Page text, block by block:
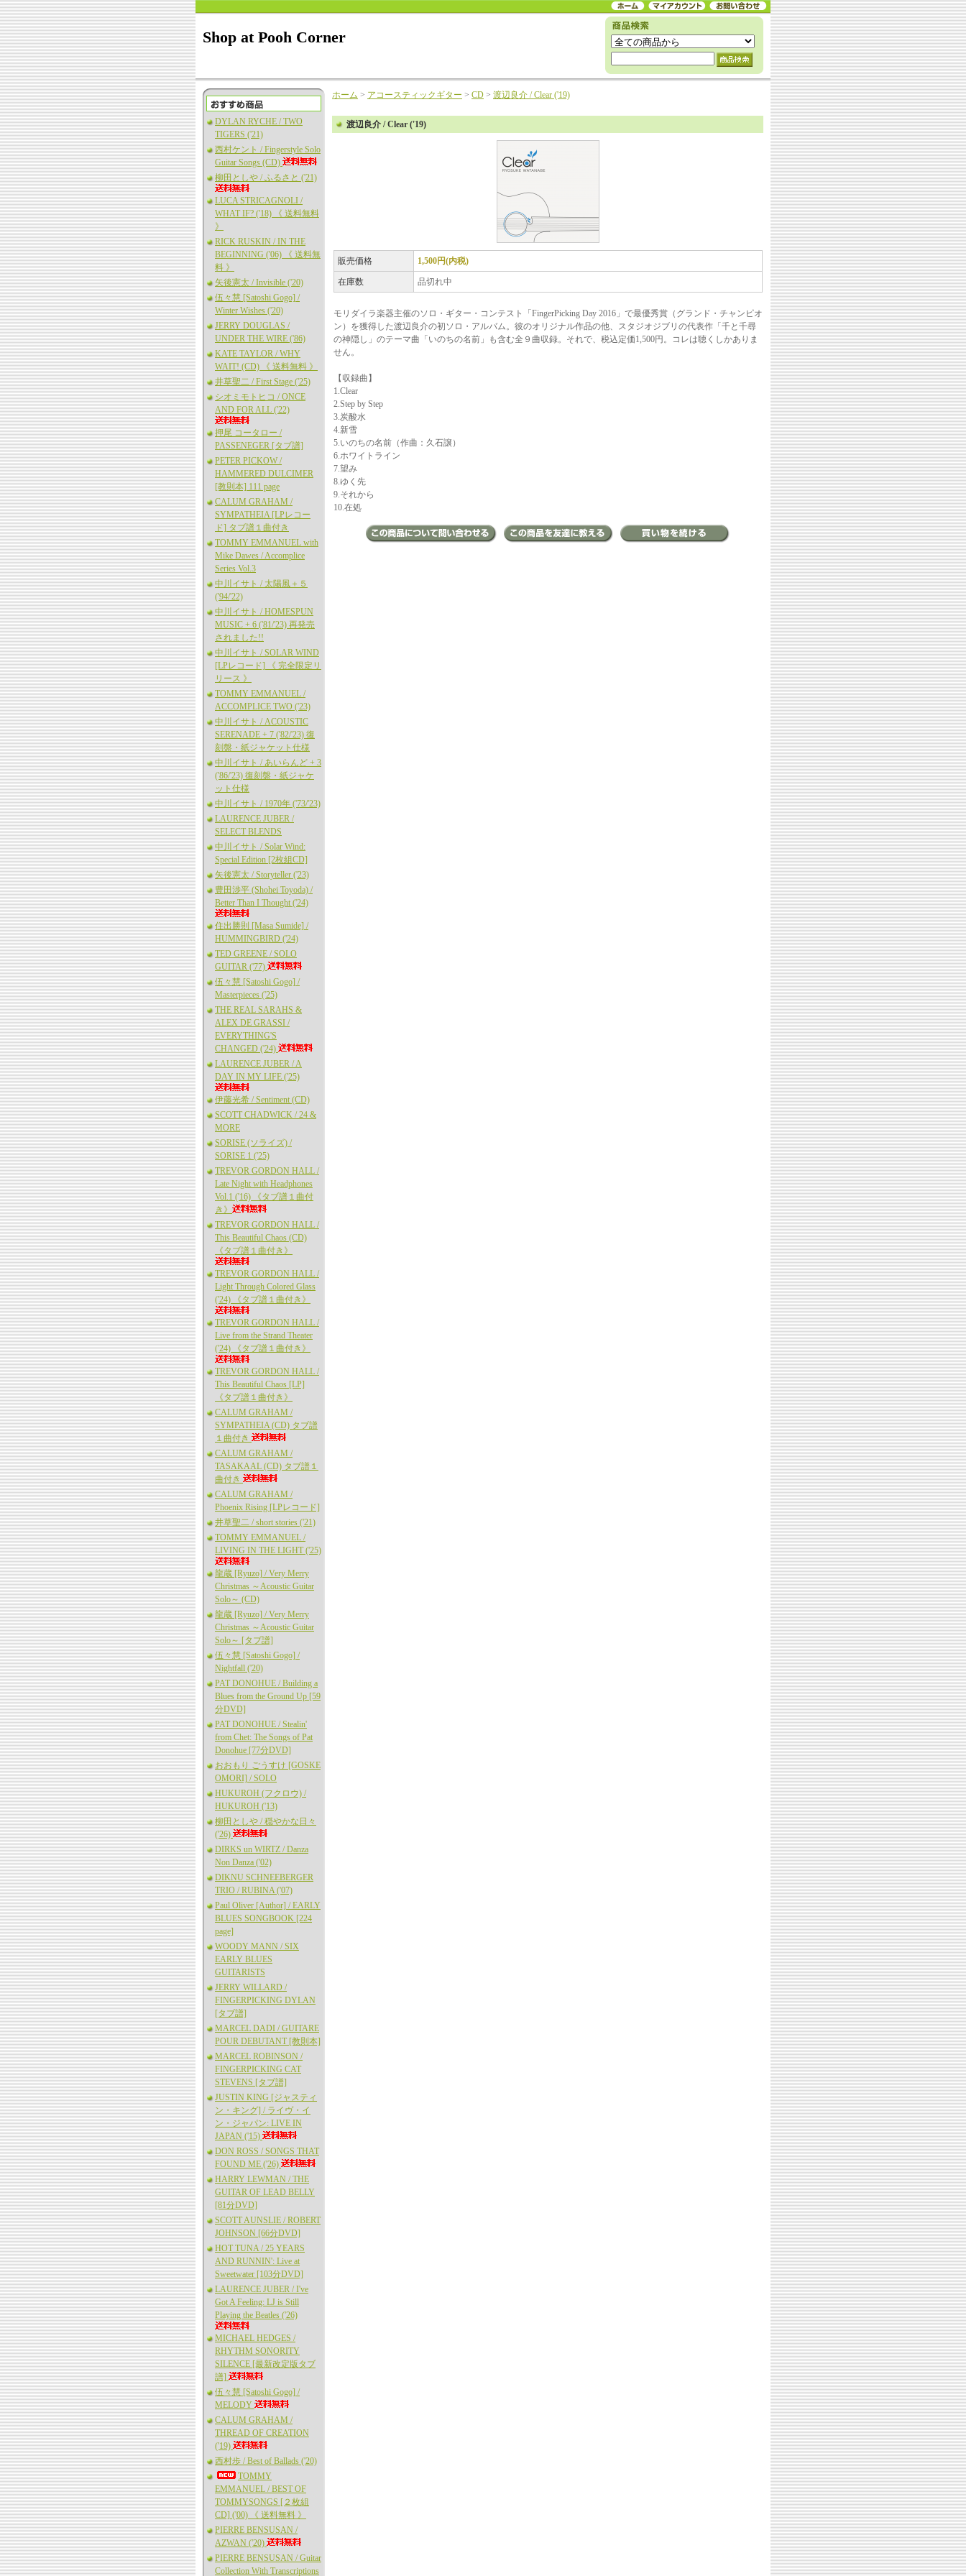
Shop at Pooh Corner
DYLAN RYCHE / TWO
TIGERS ('21)
西村ケント / Fingerstyle Solo
Guitar Songs (CD)
柳田としや / ふるさと ('21)
LUCA STRICAGNOLI /
WHAT IF? ('18) 《 送料無料
》
RICK RUSKIN / IN THE
BEGINNING ('06) 《 送料無
料 》
矢後憲太 / Invisible ('20)
伍々慧 [Satoshi Gogo] /
Winter Wishes ('20)
JERRY DOUGLAS /
UNDER THE WIRE ('86)
KATE TAYLOR / WHY
WAIT! (CD) 《 送料無料 》
井草聖二 / First Stage ('25)
シオミモトヒコ / ONCE
AND FOR ALL ('22)
押尾 コータロー /
PASSENEGER [タブ譜]
PETER PICKOW /
HAMMERED DULCIMER
[教則本] 111 page
CALUM GRAHAM /
SYMPATHEIA [LPレコー
ド] タブ譜１曲付き
TOMMY EMMANUEL with
Mike Dawes / Accomplice
Series Vol.3
中川イサト / 太陽風＋５
('94/'22)
中川イサト / HOMESPUN
MUSIC + 6 ('81/'23) 再発売
されました!!
中川イサト / SOLAR WIND
[LPレコード] 《 完全限定リ
リース 》
TOMMY EMMANUEL /
ACCOMPLICE TWO ('23)
中川イサト / ACOUSTIC
SERENADE + 7 ('82/'23) 復
刻盤・紙ジャケット仕様
中川イサト / あいらんど + 3
('86/'23) 復刻盤・紙ジャケ
ット仕様
中川イサト / 1970年 ('73/'23)
LAURENCE JUBER /
SELECT BLENDS
中川イサト / Solar Wind:
Special Edition [2枚組CD]
矢後憲太 / Storyteller ('23)
豊田渉平 (Shohei Toyoda) /
Better Than I Thought ('24)
住出勝則 [Masa Sumide] /
HUMMINGBIRD ('24)
TED GREENE / SOLO
GUITAR ('77)
伍々慧 [Satoshi Gogo] /
Masterpieces ('25)
THE REAL SARAHS &
ALEX DE GRASSI /
EVERYTHING'S
CHANGED ('24)
LAURENCE JUBER / A
DAY IN MY LIFE ('25)
伊藤光希 / Sentiment (CD)
SCOTT CHADWICK / 24 &
MORE
SORISE (ソライズ) /
SORISE 1 ('25)
TREVOR GORDON HALL /
Late Night with Headphones
Vol.1 ('16) 《タブ譜１曲付
き》
TREVOR GORDON HALL /
This Beautiful Chaos (CD)
《タブ譜１曲付き》
TREVOR GORDON HALL /
Light Through Colored Glass
('24) 《タブ譜１曲付き》
TREVOR GORDON HALL /
Live from the Strand Theater
('24) 《タブ譜１曲付き》
TREVOR GORDON HALL /
This Beautiful Chaos [LP]
《タブ譜１曲付き》
CALUM GRAHAM /
SYMPATHEIA (CD) タブ譜
１曲付き
CALUM GRAHAM /
TASAKAAL (CD) タブ譜１
曲付き
CALUM GRAHAM /
Phoenix Rising [LPレコード]
井草聖二 / short stories ('21)
TOMMY EMMANUEL /
LIVING IN THE LIGHT ('25)
龍蔵 [Ryuzo] / Very Merry
Christmas ～Acoustic Guitar
Solo～ (CD)
龍蔵 [Ryuzo] / Very Merry
Christmas ～Acoustic Guitar
Solo～ [タブ譜]
伍々慧 [Satoshi Gogo] /
Nightfall ('20)
PAT DONOHUE / Building a
Blues from the Ground Up [59
分DVD]
PAT DONOHUE / Stealin'
from Chet: The Songs of Pat
Donohue [77分DVD]
おおもり ごうすけ [GOSKE
OMORI] / SOLO
HUKUROH (フクロウ) /
HUKUROH ('13)
柳田としや / 穏やかな日々
('26)
DIRKS un WIRTZ / Danza
Non Danza ('02)
DIKNU SCHNEEBERGER
TRIO / RUBINA ('07)
Paul Oliver [Author] / EARLY
BLUES SONGBOOK [224
page]
WOODY MANN / SIX
EARLY BLUES
GUITARISTS
JERRY WILLARD /
FINGERPICKING DYLAN
[タブ譜]
MARCEL DADI / GUITARE
POUR DEBUTANT [教則本]
MARCEL ROBINSON /
FINGERPICKING CAT
STEVENS [タブ譜]
JUSTIN KING [ジャスティ
ン・キング] / ライヴ・イ
ン・ジャパン: LIVE IN
JAPAN ('15)
DON ROSS / SONGS THAT
FOUND ME ('26)
HARRY LEWMAN / THE
GUITAR OF LEAD BELLY
[81分DVD]
SCOTT AUNSLIE / ROBERT
JOHNSON [66分DVD]
HOT TUNA / 25 YEARS
AND RUNNIN': Live at
Sweetwater [103分DVD]
LAURENCE JUBER / I've
Got A Feeling: LJ is Still
Playing the Beatles ('26)
MICHAEL HEDGES /
RHYTHM SONORITY
SILENCE [最新改定版タブ
譜]
伍々慧 [Satoshi Gogo] /
MELODY
CALUM GRAHAM /
THREAD OF CREATION
('19)
西村歩 / Best of Ballads ('20)
TOMMY
EMMANUEL / BEST OF
TOMMYSONGS [２枚組
CD] ('00) 《 送料無料 》
PIERRE BENSUSAN /
AZWAN ('20)
PIERRE BENSUSAN / Guitar
Collection With Transcriptions
ホーム > アコースティックギター > CD > 渡辺良介 / Clear ('19)
渡辺良介 / Clear ('19)
販売価格 1,500円(内税)
在庫数 品切れ中
モリダイラ楽器主催のソロ・ギター・コンテスト「FingerPicking Day 2016」で最優秀賞（グランド・チャンピオ
ン）を獲得した渡辺良介の初ソロ・アルバム。彼のオリジナル作品の他、スタジオジブリの代表作「千と千尋
の神隠し」のテーマ曲「いのちの名前」も含む全９曲収録。それで、税込定価1,500円。コレは聴くしかありま
せん。
【収録曲】
1.Clear
2.Step by Step
3.炭酸水
4.新雪
5.いのちの名前（作曲：久石譲）
6.ホワイトライン
7.望み
8.ゆく先
9.それから
10.在処